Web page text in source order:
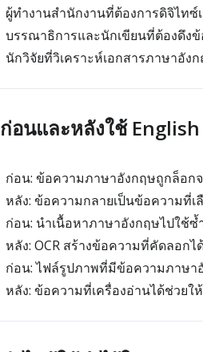
ผู้ทำงานสำนักงานที่ต้องการดิจิไทซ์
บรรณาธิการและนักเขียนที่ต้องดึง
นักวิจัยที่วิเคราะห์เอกสารภาษาอัง
ก่อนและหลังใช้ English
ก่อน: ข้อความภาษาอังกฤษถูกล็อก
หลัง: ข้อความกลายเป็นข้อความที่
ก่อน: นำเนื้อหาภาษาอังกฤษไปใช้ซ้
หลัง: OCR สร้างข้อความที่คัดลอก
ก่อน: ไฟล์รูปภาพที่มีข้อความภาษา
หลัง: ข้อความที่เครื่องอ่านได้ช่วย